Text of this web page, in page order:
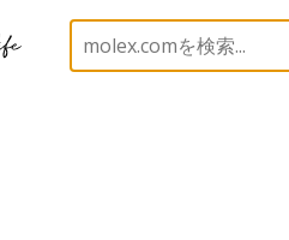
Micro-D, Plastic, Low